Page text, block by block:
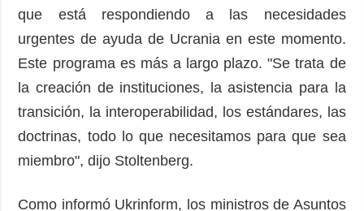
que está respondiendo a las necesidades
urgentes de ayuda de Ucrania en este momento.
Este programa es más a largo plazo. "Se trata de
la creación de instituciones, la asistencia para la
transición, la interoperabilidad, los estándares, las
doctrinas, todo lo que necesitamos para que sea
miembro", dijo Stoltenberg.
Como informó Ukrinform, los ministros de Asuntos